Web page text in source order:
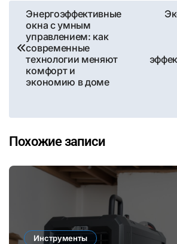
Навигация
записям
Энергоэффективные
окна с умным
управлением: как
современные
технологии меняют
комфорт и
экономию в доме
Похожие записи
Инструменты